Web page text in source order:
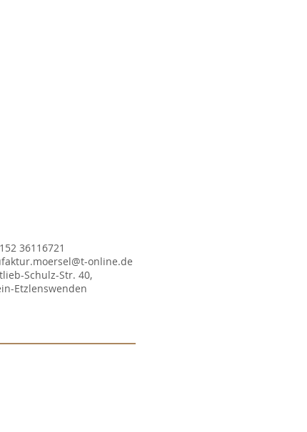
36116721
online.de
Schulz-Str. 40,
Etzlenswenden